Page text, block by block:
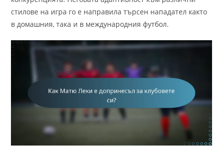
стилове на игра го е направила търсен нападател както
в домашния, така и в международния футбол.